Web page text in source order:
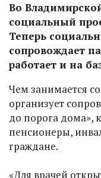
Во
социальный
Теперь
сопровождает
работает и на
Чем занимается
организует
до порога дома»,
пенсионеры,
граждане.
«Для врачей